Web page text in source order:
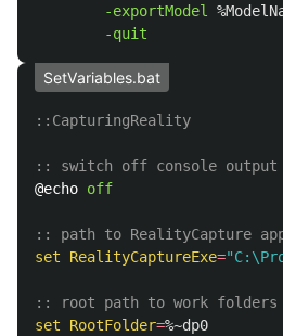
-exportModel
SetVariables.bat
::CapturingReality
:: switch off console output
@echo off
:: path to RealityCapture
set
RealityCaptureExe=
:: root path to work folders
set
RootFolder=%~dp0